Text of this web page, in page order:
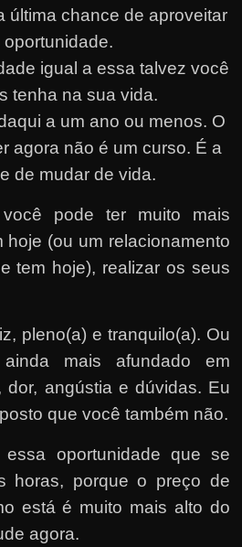
última chance de aproveitar
oportunidade.
igual a essa talvez você
tenha na sua vida.
a um ano ou menos. O
agora não é um curso. É a
de mudar de vida.
pode ter muito mais
hoje (ou um relacionamento
tem hoje), realizar os seus
pleno(a) e tranquilo(a). Ou
mais afundado em
dor, angústia e dúvidas. Eu
que você também não.
oportunidade que se
horas, porque o preço de
está é muito mais alto do
agora.